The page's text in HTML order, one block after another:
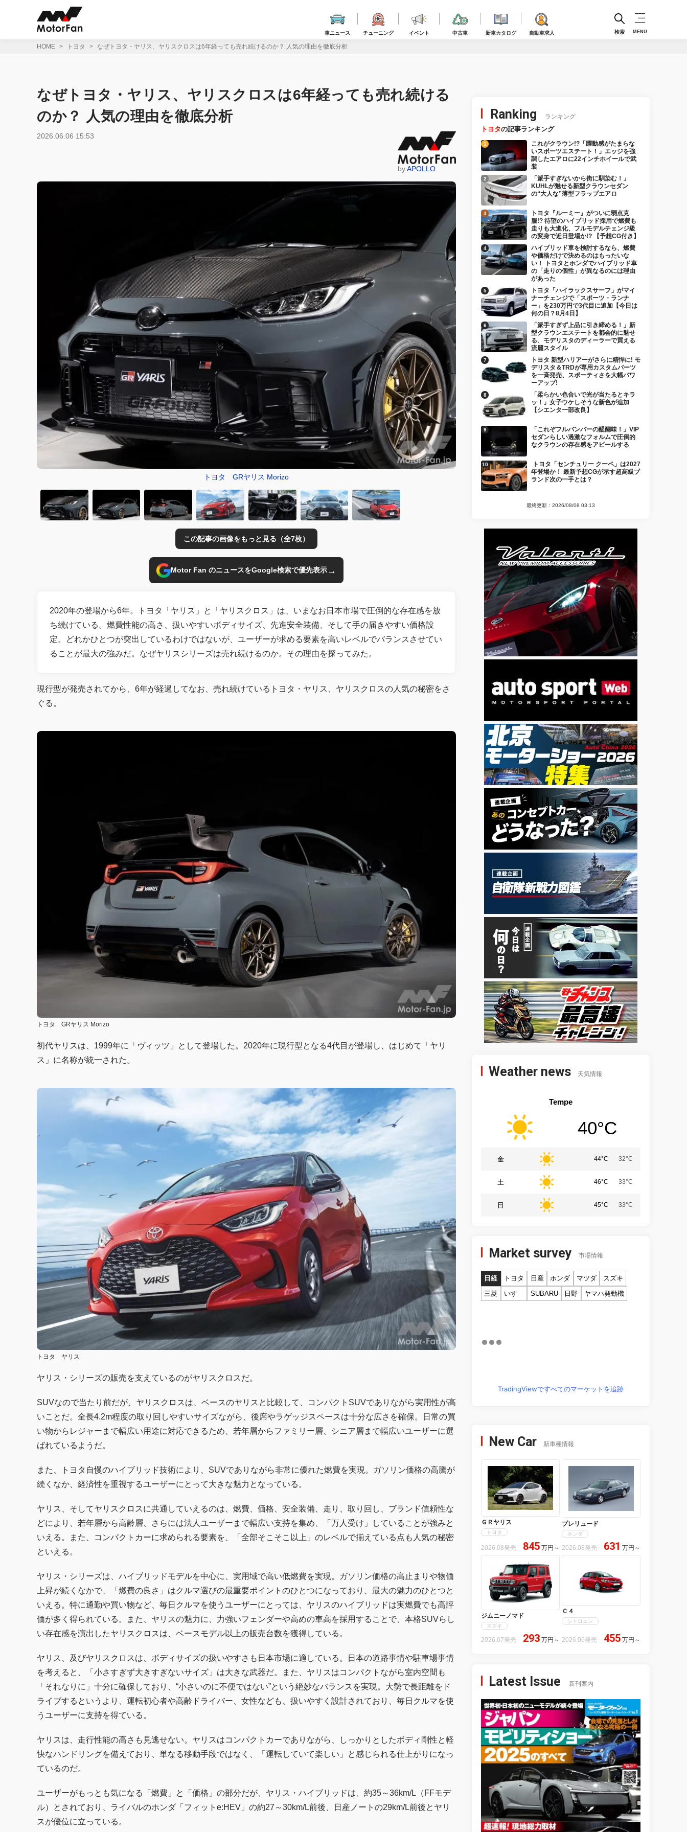
車ニュース チューニング イベント 中古車 新車カタログ 自動車求人 検索 MENU
HOME トヨタ なぜトヨタ・ヤリス、ヤリスクロスは6年経っても売れ続けるのか？ 人気の理由を徹底分析
なぜトヨタ・ヤリス、ヤリスクロスは6年経っても売れ続ける
のか？ 人気の理由を徹底分析
2026.06.06 15:53
byAPOLLO
トヨタ GRヤリス Morizo
この記事の画像をもっと見る（全7枚）
Motor Fan のニュースをGoogle検索で優先表示→
2020年の登場から6年。トヨタ「ヤリス」と「ヤリスクロス」は、いまなお日本市場で圧倒的な存在感を放
ち続けている。燃費性能の高さ、扱いやすいボディサイズ、先進安全装備、そして手の届きやすい価格設
定。どれかひとつが突出しているわけではないが、ユーザーが求める要素を高いレベルでバランスさせてい
ることが最大の強みだ。なぜヤリスシリーズは売れ続けるのか。その理由を探ってみた。
現行型が発売されてから、6年が経過してなお、売れ続けているトヨタ・ヤリス、ヤリスクロスの人気の秘密をさ
ぐる。
トヨタ GRヤリス Morizo
初代ヤリスは、1999年に「ヴィッツ」として登場した。2020年に現行型となる4代目が登場し、はじめて「ヤリ
ス」に名称が統一された。
トヨタ ヤリス
ヤリス・シリーズの販売を支えているのがヤリスクロスだ。
SUVなので当たり前だが、ヤリスクロスは、ベースのヤリスと比較して、コンパクトSUVでありながら実用性が高
いことだ。全長4.2m程度の取り回しやすいサイズながら、後席やラゲッジスペースは十分な広さを確保。日常の買
い物からレジャーまで幅広い用途に対応できるため、若年層からファミリー層、シニア層まで幅広いユーザーに選
ばれているようだ。
また、トヨタ自慢のハイブリッド技術により、SUVでありながら非常に優れた燃費を実現。ガソリン価格の高騰が
続くなか、経済性を重視するユーザーにとって大きな魅力となっている。
ヤリス、そしてヤリスクロスに共通していえるのは、燃費、価格、安全装備、走り、取り回し、ブランド信頼性な
どにより、若年層から高齢層、さらには法人ユーザーまで幅広い支持を集め、「万人受け」していることが強みと
いえる。また、コンパクトカーに求められる要素を、「全部そこそこ以上」のレベルで揃えている点も人気の秘密
といえる。
ヤリス・シリーズは、ハイブリッドモデルを中心に、実用域で高い低燃費を実現。ガソリン価格の高止まりや物価
上昇が続くなかで、「燃費の良さ」はクルマ選びの最重要ポイントのひとつになっており、最大の魅力のひとつと
いえる。特に通勤や買い物など、毎日クルマを使うユーザーにとっては、ヤリスのハイブリッドは実燃費でも高評
価が多く得られている。また、ヤリスの魅力に、力強いフェンダーや高めの車高を採用することで、本格SUVらし
い存在感を演出したヤリスクロスは、ベースモデル以上の販売台数を獲得している。
ヤリス、及びヤリスクロスは、ボディサイズの扱いやすさも日本市場に適している。日本の道路事情や駐車場事情
を考えると、「小さすぎず大きすぎないサイズ」は大きな武器だ。また、ヤリスはコンパクトながら室内空間も
「それなりに」十分に確保しており、“小さいのに不便ではない”という絶妙なバランスを実現。大勢で長距離をド
ライブするというより、運転初心者や高齢ドライバー、女性なども、扱いやすく設計されており、毎日クルマを使
うユーザーに支持を得ている。
ヤリスは、走行性能の高さも見逃せない。ヤリスはコンパクトカーでありながら、しっかりとしたボディ剛性と軽
快なハンドリングを備えており、単なる移動手段ではなく、「運転していて楽しい」と感じられる仕上がりになっ
ているのだ。
ユーザーがもっとも気になる「燃費」と「価格」の部分だが、ヤリス・ハイブリッドは、約35～36km/L（FFモデ
ル）とされており、ライバルのホンダ「フィットe:HEV」の約27～30km/L前後、日産ノートの29km/L前後とヤリ
スが優位に立っている。
Ranking ランキング
トヨタの記事ランキング
これがクラウン!?「躍動感がたまらな
いスポーツエステート！」エッジを強
調したエアロに22インチホイールで武
装
「派手すぎないから街に馴染む！」
KUHLが魅せる新型クラウンセダン
の“大人な”薄型フラップエアロ
トヨタ『ルーミー』がついに弱点克
服!? 待望のハイブリッド採用で燃費も
走りも大進化、フルモデルチェンジ級
の変身で近日登場か!? 【予想CG付き】
ハイブリッド車を検討するなら、燃費
や価格だけで決めるのはもったいな
い！ トヨタとホンダでハイブリッド車
の「走りの個性」が異なるのには理由
があった
トヨタ「ハイラックスサーフ」がマイ
ナーチェンジで「スポーツ・ランナ
ー」を230万円で3代目に追加【今日は
何の日？8月4日】
「派手すぎず上品に引き締める！」新
型クラウンエステートを都会的に魅せ
る、モデリスタのディーラーで買える
流麗スタイル
トヨタ 新型ハリアーがさらに精悍に! モ
デリスタ＆TRDが専用カスタムパーツ
を一斉発売、スポーティさを大幅パワ
ーアップ!
「柔らかい色合いで光が当たるとキラ
ッ！」女子ウケしそうな新色が追加
【シエンタ一部改良】
「これぞフルバンパーの醍醐味！」VIP
セダンらしい過激なフォルムで圧倒的
なクラウンの存在感をアピールする
トヨタ「センチュリー クーペ」は2027
年登場か！ 最新予想CGが示す超高級ブ
ランド次の一手とは？
最終更新：2026/08/08 03:13
Weather news 天気情報
Tempe
40°C
金 44°C 32°C
土 46°C 33°C
日 45°C 33°C
Market survey 市場情報
日経 トヨタ 日産 ホンダ マツダ
スズキ
三菱
いすゞ SUBARU 日野 ヤマハ発動機
TradingViewですべてのマーケットを追跡
New Car 新車種情報
ＧＲヤリス
トヨタ
2026.08発売 845 万円 ～
プレリュード
ホンダ
2026.08発売 631 万円 ～
ジムニーノマド
スズキ
2026.07発売 293 万円 ～
Ｃ４
シトロエン
2026.06発売 455 万円 ～
Latest Issue 新刊案内